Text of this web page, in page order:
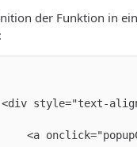
der Funktion in